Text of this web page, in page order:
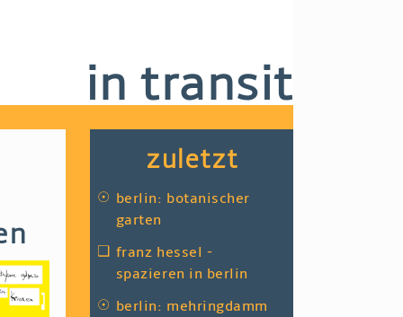
in transit
zuletzt
☉ berlin: botanischer
garten
❑ franz hessel -
spazieren in berlin
☉ berlin: mehringdamm